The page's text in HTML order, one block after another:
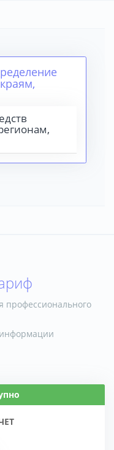
профессионального